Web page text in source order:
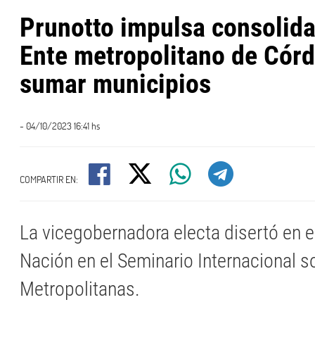
Prunotto impulsa
Ente metropolitano de
sumar municipios
- 04/10/2023 16:41 hs
COMPARTIR EN:
La vicegobernadora electa disertó en
Nación en el Seminario Internacional
Metropolitanas.